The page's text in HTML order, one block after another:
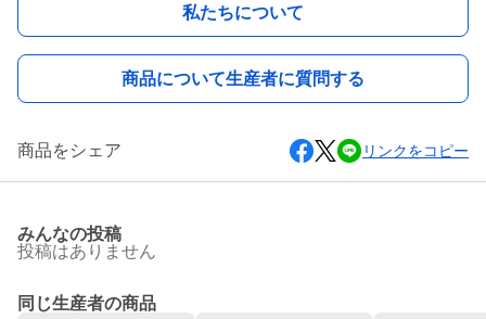
私たちについて
商品について生産者に質問する
商品をシェア リンクをコピー
みんなの投稿
投稿はありません
同じ生産者の商品